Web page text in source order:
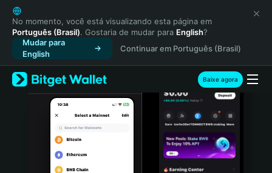
English
日本語
Tiếng Việt
Русский
Español (Latinoamérica)
Türkçe
Italiano
Português (Portugal)
No momento, você está visualizando esta página em
Português (Brasil). Gostaria de mudar para English?
Mudar para
English
Continuar em Português (Brasil)
Baixe agora